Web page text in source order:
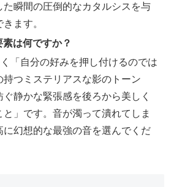
た瞬間の圧倒的なカタルシスを与
ます。
は何ですか？
「自分の好みを押し付けるのでは
持つミステリアスな影のトーン
ぐ静かな緊張感を後ろから美しく
と」です。音が濁って潰れてしま
に幻想的な最強の音を選んでくだ